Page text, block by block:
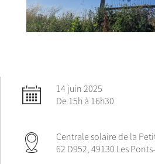
14 juin 2025
De 15h à 16h30
Centrale solaire de la
62 D952, 49130 Les